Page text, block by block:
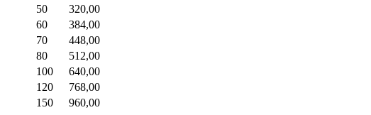
50
320,00
60
384,00
70
448,00
80
512,00
100
640,00
120
768,00
150
960,00